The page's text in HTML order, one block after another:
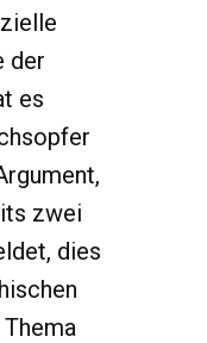
der
es
zwei
dies